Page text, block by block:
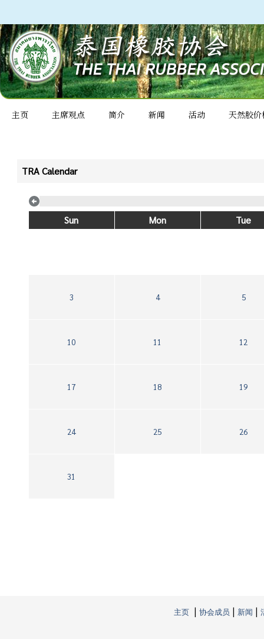
主页 主席观点 简介 新闻 活动 天然胶价
TRA Calendar
Sun Mon Tue
3 4 5
10 11 12
17 18 19
24 25 26
31
主页 | 协会成员 | 新闻 |